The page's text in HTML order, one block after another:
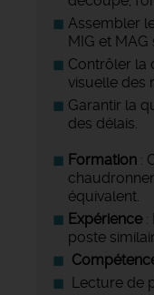
Assembler
MIG et
Contrôler la
visuelle des
Garantir la
des délais.
Formation :
équivalent.
Expérience:
poste
Lecture de